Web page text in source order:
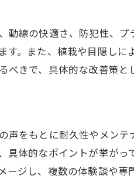
線の快適さ、防犯性、
。また、植栽や目隠し
べきで、具体的な改善策
声をもとに耐久性やメン
体的なポイントが挙が
ージし、複数の体験談や